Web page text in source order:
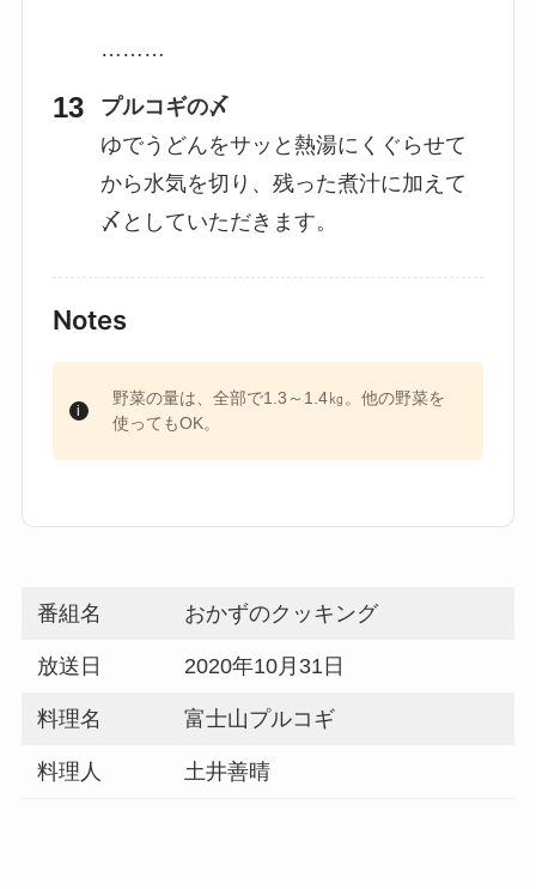
………
プルコギの〆
ゆでうどんをサッと熱湯にくぐらせて
から水気を切り、残った煮汁に加えて
〆としていただきます。
Notes
野菜の量は、全部で1.3～1.4㎏。他の野菜を
使ってもOK。
番組名 おかずのクッキング
放送日 2020年10月31日
料理名 富士山プルコギ
料理人 土井善晴